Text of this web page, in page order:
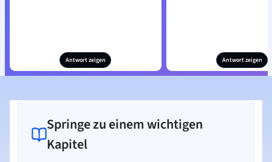
Antwort zeigen Antwort zeigen
Springe zu einem wichtigen
Kapitel